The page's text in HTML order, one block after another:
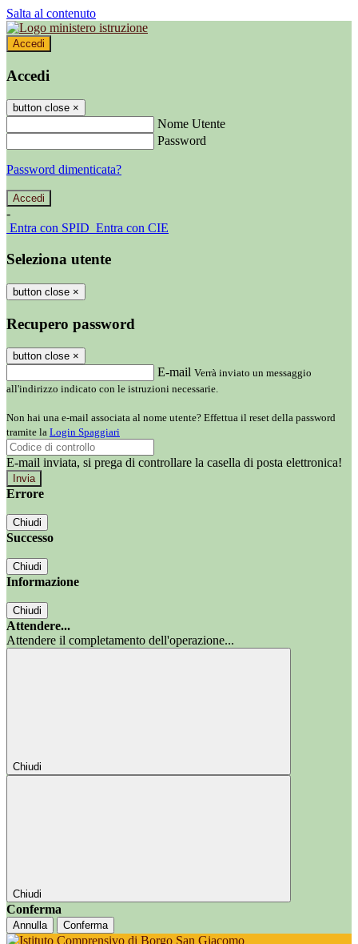
Salta al contenuto
Accedi
Accedi
button close ×
Nome Utente
Password
Password dimenticata?
-
Entra con SPID Entra con CIE
Seleziona utente
button close ×
Recupero password
button close ×
E-mail Verrà inviato un messaggio
all'indirizzo indicato con le istruzioni necessarie.
Non hai una e-mail associata al nome utente? Effettua il reset della password
tramite la Login Spaggiari
E-mail inviata, si prega di controllare la casella di posta elettronica!
Errore
Chiudi
Successo
Chiudi
Informazione
Chiudi
Attendere...
Attendere il completamento dell'operazione...
Chiudi
Chiudi
Conferma
Annulla Conferma